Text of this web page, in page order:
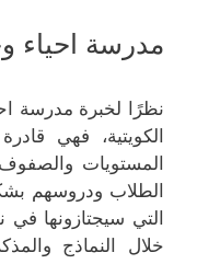
مدرسة احياء
نظرًا لخبرة مدرسة
الكويتية، فهي
المستويات
الطلاب ودروسهم
التي سيجتازونها في
خلال النماذج